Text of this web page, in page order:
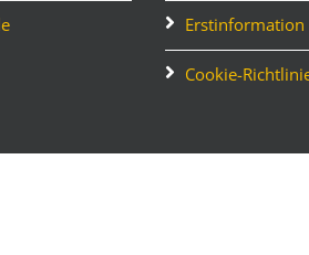
Erstinformation
Cookie-